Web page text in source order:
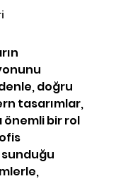
doğru
tasarımlar,
önemli bir rol